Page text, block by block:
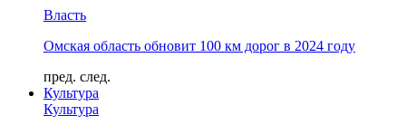
Власть
Омская область обновит 100 км дорог в 2024 году
пред. след.
Культура
Культура